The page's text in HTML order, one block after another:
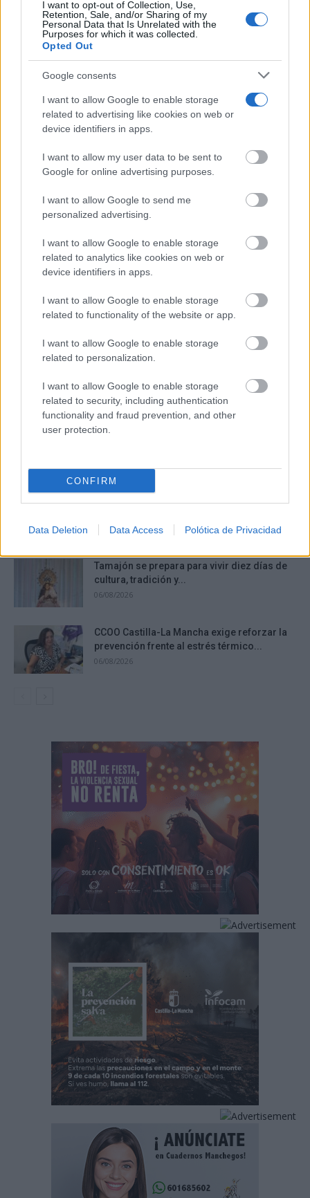
I want to opt-out of Collection, Use,
Retention, Sale, and/or Sharing of my
Personal Data that Is Unrelated with the
Purposes for which it was collected.
Opted Out
Google consents
I want to allow Google to enable storage
related to advertising like cookies on web or
device identifiers in apps.
I want to allow my user data to be sent to
Google for online advertising purposes.
I want to allow Google to send me
personalized advertising.
I want to allow Google to enable storage
related to analytics like cookies on web or
device identifiers in apps.
I want to allow Google to enable storage
related to functionality of the website or app.
I want to allow Google to enable storage
related to personalization.
I want to allow Google to enable storage
related to security, including authentication
functionality and fraud prevention, and other
user protection.
CONFIRM
Data Deletion Data Access Polótica de Privacidad
TE RECOMENDAMOS
Un verdadero MMORPG de la vieja escuela ¡Cómo los
DISCOVER WITH
Últimas noticias
para vivir 40...
06/08/2026
Núñez lamenta que CLM siga siendo la peor
06/08/2026
Tamajón se prepara para vivir diez días de
cultura, tradición y...
06/08/2026
CCOO Castilla-La Mancha exige reforzar la
prevención frente al estrés térmico...
06/08/2026